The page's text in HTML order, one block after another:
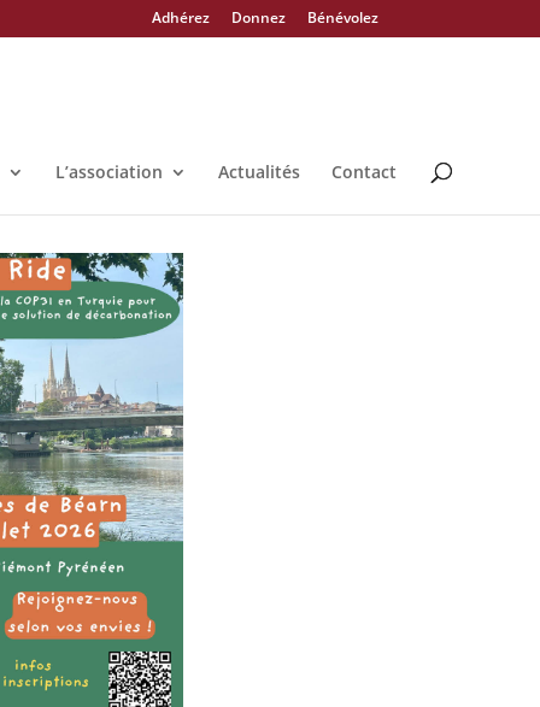
Adhérez Donnez Bénévolez
L’association Actualités Contact